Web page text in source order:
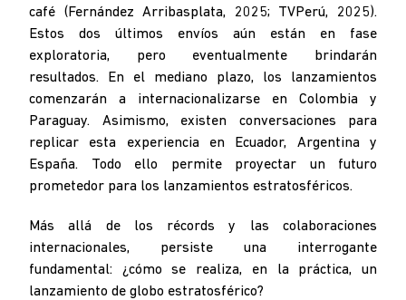
café (Fernández Arribasplata, 2025; TVPerú, 2025).
Estos dos últimos envíos aún están en fase
exploratoria, pero eventualmente brindarán
resultados. En el mediano plazo, los lanzamientos
comenzarán a internacionalizarse en Colombia y
Paraguay. Asimismo, existen conversaciones para
replicar esta experiencia en Ecuador, Argentina y
España. Todo ello permite proyectar un futuro
prometedor para los lanzamientos estratosféricos.
Más allá de los récords y las colaboraciones
internacionales, persiste una interrogante
fundamental: ¿cómo se realiza, en la práctica, un
lanzamiento de globo estratosférico?